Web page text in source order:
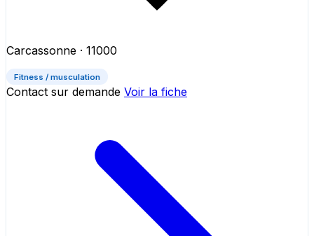
Carcassonne · 11000
Fitness / musculation
Contact sur demande Voir la fiche